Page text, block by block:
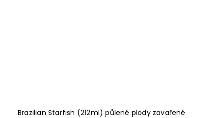
Brazilian Starfish (212ml) půlené plody zavařené